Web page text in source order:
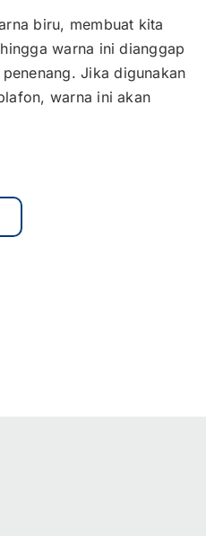
biru, membuat kita
warna ini dianggap
Jika digunakan
warna ini akan